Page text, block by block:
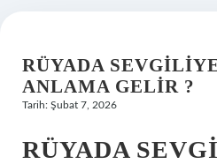
Hakkımızda
RÜYADA
ANLAMA GELIR ?
Tarih: Şubat 7, 2026
RÜYADA